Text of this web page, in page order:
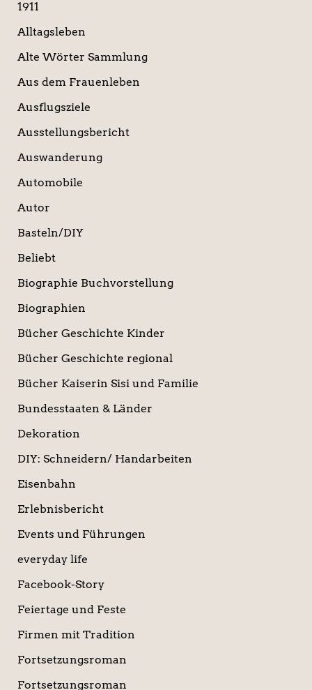
h
1911
Alltagsleben
Alte Wörter Sammlung
Aus dem Frauenleben
Ausflugsziele
Ausstellungsbericht
Auswanderung
Automobile
Autor
Basteln/DIY
Beliebt
Biographie Buchvorstellung
Biographien
Bücher Geschichte Kinder
Bücher Geschichte regional
Bücher Kaiserin Sisi und Familie
Bundesstaaten & Länder
Dekoration
DIY: Schneidern/ Handarbeiten
Eisenbahn
Erlebnisbericht
Events und Führungen
everyday life
Facebook-Story
Feiertage und Feste
Firmen mit Tradition
Fortsetzungsroman
Fortsetzungsroman